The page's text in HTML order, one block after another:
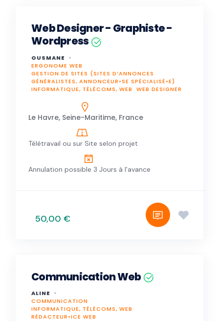
Web Designer - Graphiste -
Wordpress
OUSMANE
ERGONOME WEB
GESTION DE SITES (SITES D’ANNONCES
GÉNÉRALISTES, ANNONCEUR•SE SPÉCIALISÉ•E)
INFORMATIQUE, TÉLÉCOMS, WEB
WEB DESIGNER
Le Havre, Seine-Maritime, France
Télétravail ou sur Site selon projet
Annulation possible 3 Jours à l'avance
50,00 €
Communication Web
ALINE
COMMUNICATION
INFORMATIQUE, TÉLÉCOMS, WEB
RÉDACTEUR•ICE WEB